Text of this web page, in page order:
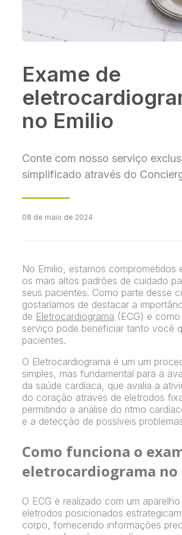
Exame de
no Emilio
Conte com nosso serviço
simplificado através do
08 de maio de 2024
No Emilio, estamos comprometidos
os mais altos padrões de cuidado
seus pacientes. Como parte desse
gostaríamos de destacar a
de Eletrocardiograma (ECG) e
serviço pode beneficiar tanto você
pacientes.
O Eletrocardiograma é um um
simples, mas fundamental para a
da saúde cardíaca, que avalia a
do coração através de eletrodos
permitindo a análise do ritmo
e a detecção de possíveis
Como funciona o
eletrocardiograma no
O ECG é realizado com um
eletrodos posicionados
corpo, fornecendo informações